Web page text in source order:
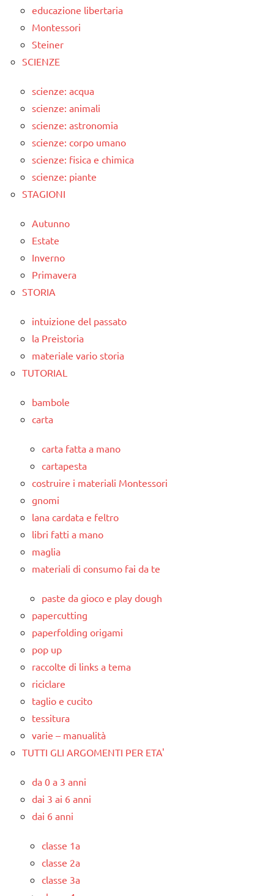
educazione libertaria
Montessori
Steiner
SCIENZE
scienze: acqua
scienze: animali
scienze: astronomia
scienze: corpo umano
scienze: fisica e chimica
scienze: piante
STAGIONI
Autunno
Estate
Inverno
Primavera
STORIA
intuizione del passato
la Preistoria
materiale vario storia
TUTORIAL
bambole
carta
carta fatta a mano
cartapesta
costruire i materiali Montessori
gnomi
lana cardata e feltro
libri fatti a mano
maglia
materiali di consumo fai da te
paste da gioco e play dough
papercutting
paperfolding origami
pop up
raccolte di links a tema
riciclare
taglio e cucito
tessitura
varie – manualità
TUTTI GLI ARGOMENTI PER ETA'
da 0 a 3 anni
dai 3 ai 6 anni
dai 6 anni
classe 1a
classe 2a
classe 3a